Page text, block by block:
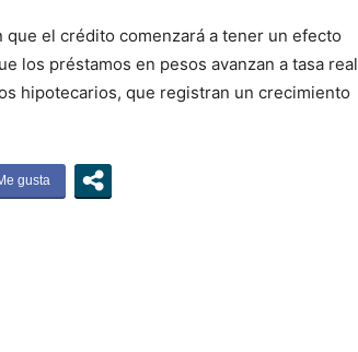
el crédito comenzará a tener un efecto
los préstamos en pesos avanzan a tasa real
hipotecarios, que registran un crecimiento